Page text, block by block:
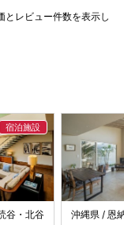
！Awesome
foods and
とレビュー件数を表示し
谷・北谷 沖縄県 / 恩